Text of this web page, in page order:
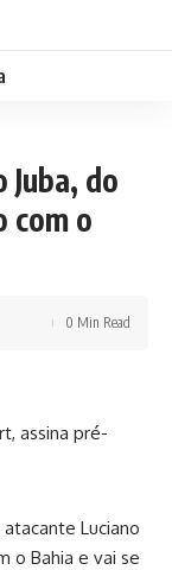
do
com o
0 Min Read
Luciano
o Bahia e vai se